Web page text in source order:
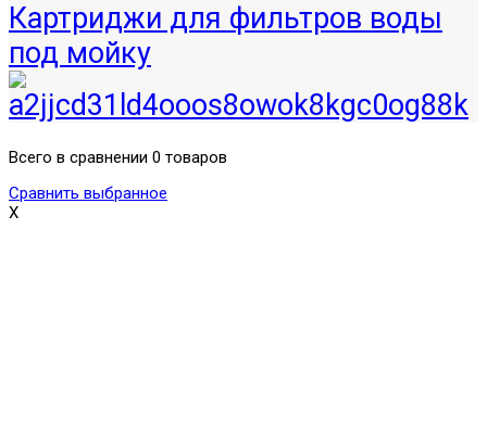
Картриджи для фильтров воды
под мойку
Всего в сравнении 0 товаров
Сравнить выбранное
X